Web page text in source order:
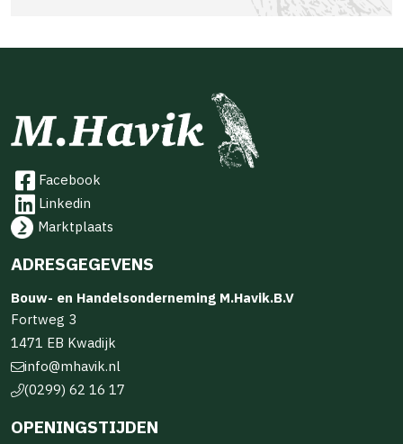
Facebook
Linkedin
Marktplaats
ADRESGEGEVENS
Bouw- en Handelsonderneming M.Havik.B.V
Fortweg 3
1471 EB Kwadijk
info@mhavik.nl
(0299) 62 16 17
OPENINGSTIJDEN